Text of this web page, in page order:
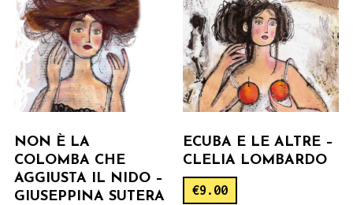
NON È LA
COLOMBA CHE
AGGIUSTA IL NIDO –
GIUSEPPINA SUTERA
ECUBA E LE ALTRE –
CLELIA LOMBARDO
€9.00